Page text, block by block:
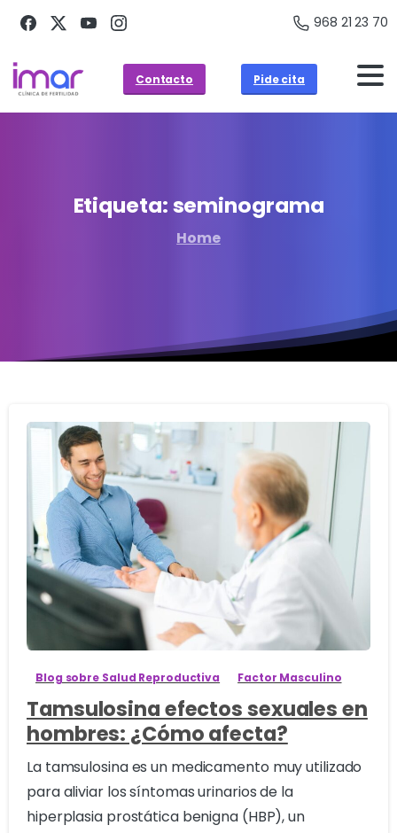
968 21 23 70
Contacto Pide cita
Etiqueta:seminograma
Home
1
Blog sobre Salud Reproductiva Factor Masculino
Tamsulosina efectos sexuales en
hombres: ¿Cómo afecta?
La tamsulosina es un medicamento muy utilizado
para aliviar los síntomas urinarios de la
hiperplasia prostática benigna (HBP), un